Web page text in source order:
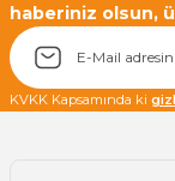
haberiniz olsun,
KVKK Kapsamında ki